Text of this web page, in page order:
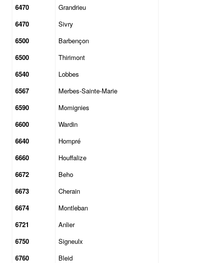
6470
Grandrieu
6470
Sivry
6500
Barbençon
6500
Thirimont
6540
Lobbes
6567
Merbes-Sainte-Marie
6590
Momignies
6600
Wardin
6640
Hompré
6660
Houffalize
6672
Beho
6673
Cherain
6674
Montleban
6721
Anlier
6750
Signeulx
6760
Bleid